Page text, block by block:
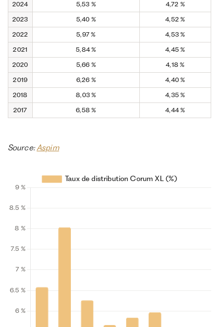
2024 5,53 % 4,72 %
2023 5,40 % 4,52 %
2022 5,97 % 4,53 %
2021 5,84 % 4,45 %
2020 5,66 % 4,18 %
2019 6,26 % 4,40 %
2018 8,03 % 4,35 %
2017 6,58 % 4,44 %
Source: Aspim